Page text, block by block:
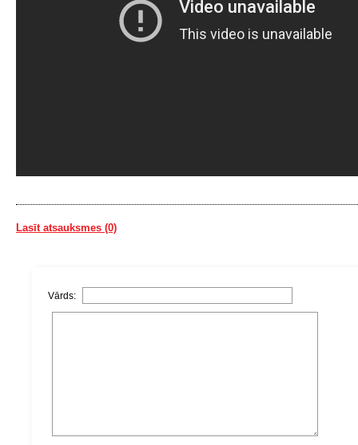
Lasīt atsauksmes (0)
Vārds: